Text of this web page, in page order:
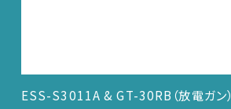
ESS-S3011A & GT-30RB（放電ガン）